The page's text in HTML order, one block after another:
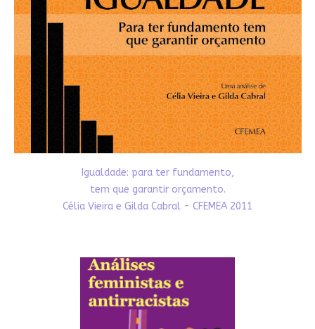
Igualdade: para ter fundamento,
tem que garantir orçamento.
Célia Vieira e Gilda Cabral - CFEMEA 2011